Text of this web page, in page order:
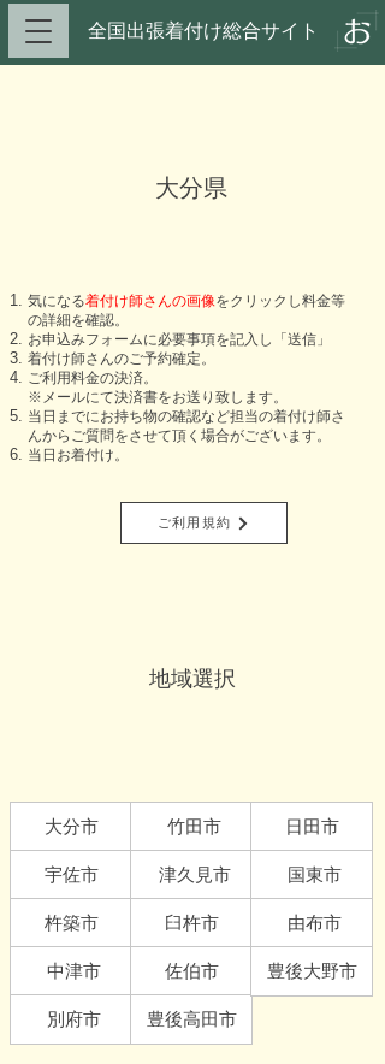
全国出張着付け総合サイト​
大分県
​気になる着付け師さんの画像をクリックし料金等
の詳細を確認。
お申込みフォームに必要事項を記入し「送信」
​着付け師さんのご予約確定。
ご利用料金の決済。
※メールにて決済書をお送り致します。
当日までにお持ち物の確認など担当の着付け師さ
んからご質問をさせて頂く場合がございます。
当日お着付け。
ご利用規約
地域選択
大分市
宇佐市
杵築市
中津市
別府市
竹田市
津久見市
臼杵市
佐伯市
豊後高田市
日田市
国東市
由布市
豊後大野市